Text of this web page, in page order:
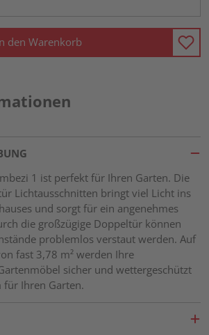
den Warenkorb
1 ist perfekt für Ihren Garten. Die
Lichtausschnitten bringt viel Licht ins
und sorgt für ein angenehmes
die großzügige Doppeltür können
problemlos verstaut werden. Auf
fast 3,78 m² werden Ihre
sicher und wettergeschützt
für Ihren Garten.